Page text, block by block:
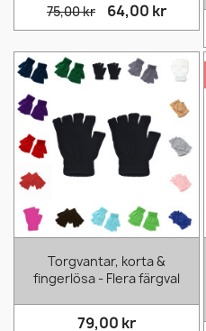
75,00 kr 64,00 kr
Torgvantar, korta &
fingerlösa - Flera färgval
79,00 kr